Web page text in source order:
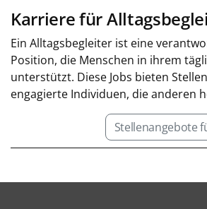
Karriere für
Ein Alltagsbegleiter ist eine
Position, die Menschen in ihrem
unterstützt. Diese Jobs bieten
engagierte Individuen, die anderen
Stellenangebote